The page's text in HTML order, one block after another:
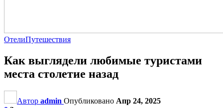
ОтелиПутешествия
Как выглядели любимые туристами
места столетие назад
Автор admin Опубликовано Апр 24, 2025